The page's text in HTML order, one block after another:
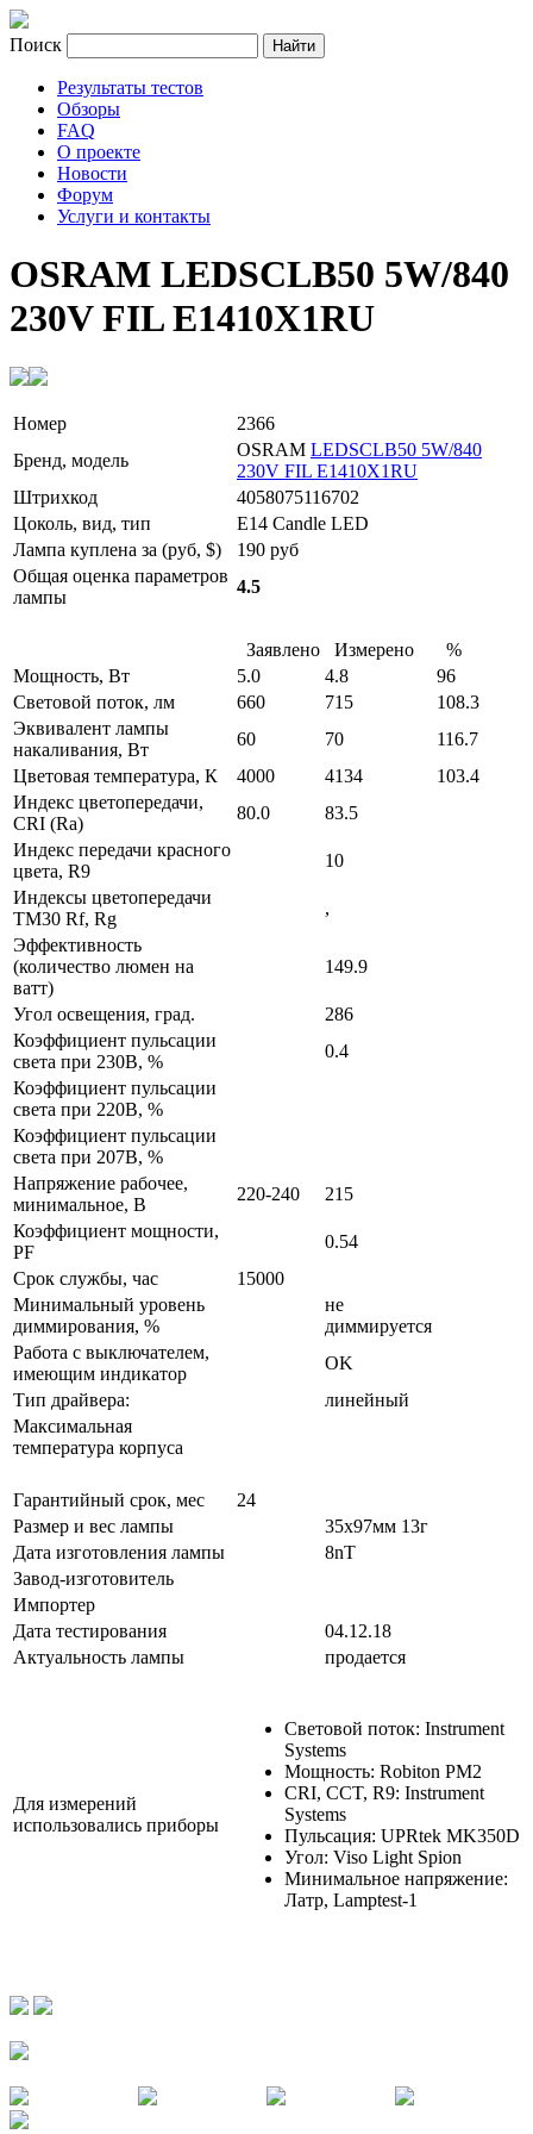
Поиск
Результаты тестов
Обзоры
FAQ
О проекте
Новости
Форум
Услуги и контакты
OSRAM LEDSCLB50 5W/840
230V FIL E1410X1RU
Номер
2366
Бренд, модель
OSRAM LEDSCLB50 5W/840
230V FIL E1410X1RU
Штрихкод
4058075116702
Цоколь, вид, тип
E14 Candle LED
Лампа куплена за (руб, $)
190 руб
Общая оценка параметров
лампы
4.5
Заявлено Измерено
%
Мощность, Вт
5.0 4.8
96
Световой поток, лм
660 715
108.3
Эквивалент лампы
накаливания, Вт
60 70
116.7
Цветовая температура, К
4000 4134
103.4
Индекс цветопередачи,
CRI (Ra)
80.0
83.5
Индекс передачи красного
цвета, R9
10
Индексы цветопередачи
TM30 Rf, Rg
,
Эффективность
(количество люмен на
ватт)
149.9
Угол освещения, град.
286
Коэффициент пульсации
света при 230В, %
0.4
Коэффициент пульсации
света при 220В, %
Коэффициент пульсации
света при 207В, %
Напряжение рабочее,
минимальное, В
220-240
215
Коэффициент мощности,
PF
0.54
Срок службы, час
15000
Минимальный уровень
диммирования, %
не
диммируется
Работа с выключателем,
имеющим индикатор
OK
Тип драйвера:
линейный
Максимальная
температура корпуса
Гарантийный срок, мес
24
Размер и вес лампы
35x97мм 13г
Дата изготовления лампы
8nT
Завод-изготовитель
Импортер
Дата тестирования
04.12.18
Актуальность лампы
продается
Для измерений
использовались приборы
Световой поток: Instrument
Systems
Мощность: Robiton PM2
CRI, CCT, R9: Instrument
Systems
Пульсация: UPRtek MK350D
Угол: Viso Light Spion
Минимальное напряжение:
Латр, Lamptest-1